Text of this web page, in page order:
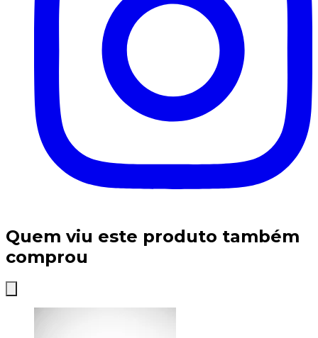
Quem viu este produto também
comprou